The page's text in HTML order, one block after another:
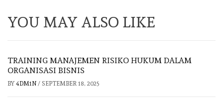
YOU MAY ALSO LIKE
TRAINING MANAJEMEN RISIKO HUKUM DALAM
ORGANISASI BISNIS
BY 4DM1N / SEPTEMBER 18, 2025